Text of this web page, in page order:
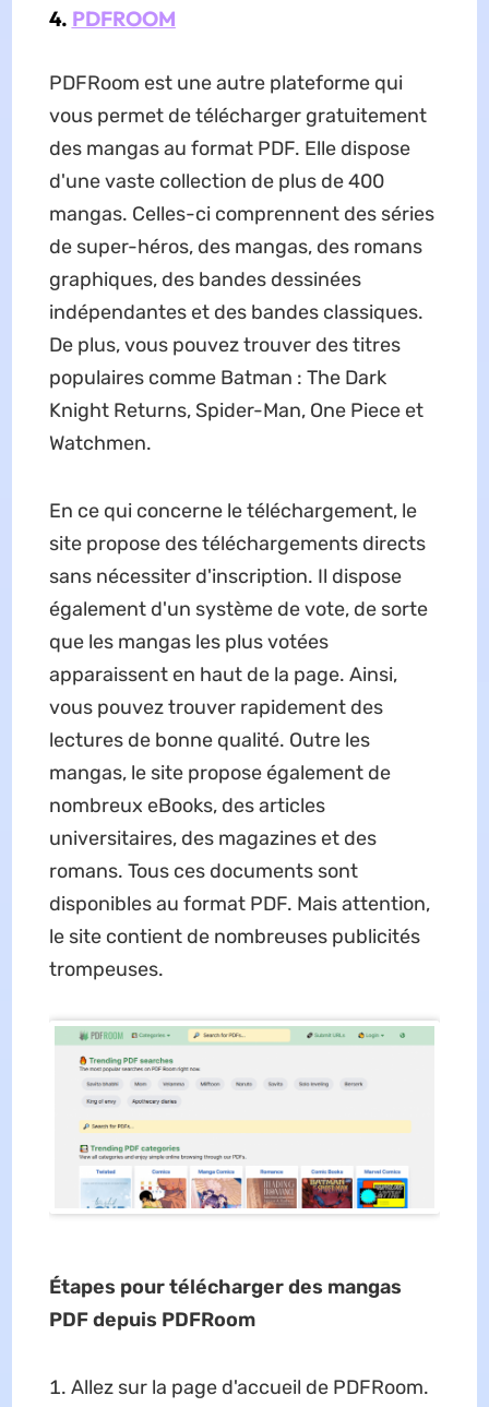
4. PDFROOM
PDFRoom est une autre plateforme qui
vous permet de télécharger gratuitement
des mangas au format PDF. Elle dispose
d'une vaste collection de plus de 400
mangas. Celles-ci comprennent des séries
de super-héros, des mangas, des romans
graphiques, des bandes dessinées
indépendantes et des bandes classiques.
De plus, vous pouvez trouver des titres
populaires comme Batman : The Dark
Knight Returns, Spider-Man, One Piece et
Watchmen.
En ce qui concerne le téléchargement, le
site propose des téléchargements directs
sans nécessiter d'inscription. Il dispose
également d'un système de vote, de sorte
que les mangas les plus votées
apparaissent en haut de la page. Ainsi,
vous pouvez trouver rapidement des
lectures de bonne qualité. Outre les
mangas, le site propose également de
nombreux eBooks, des articles
universitaires, des magazines et des
romans. Tous ces documents sont
disponibles au format PDF. Mais attention,
le site contient de nombreuses publicités
trompeuses.
Étapes pour télécharger des mangas
PDF depuis PDFRoom
Allez sur la page d'accueil de PDFRoom.